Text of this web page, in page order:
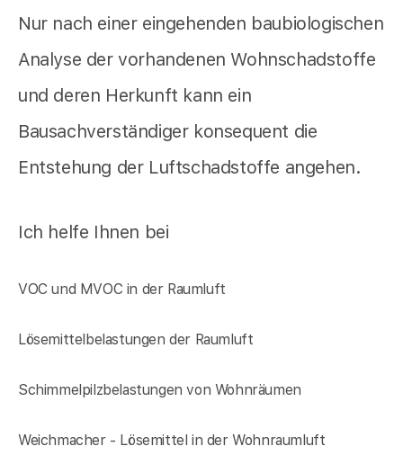
Nur nach einer eingehenden baubiologischen
Analyse der vorhandenen Wohnschadstoffe
und deren Herkunft kann ein
Bausachverständiger konsequent die
Entstehung der Luftschadstoffe angehen.
Ich helfe Ihnen bei
VOC und MVOC in der Raumluft
Lösemittelbelastungen der Raumluft
Schimmelpilzbelastungen von Wohnräumen
Weichmacher - Lösemittel in der Wohnraumluft